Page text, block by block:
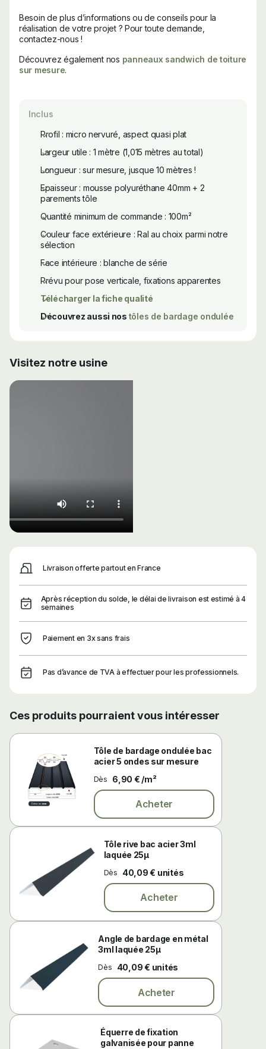
Besoin de plus d’informations ou de conseils pour la
réalisation de votre projet ? Pour toute demande,
contactez-nous !
Découvrez également nos panneaux sandwich de toiture
sur mesure.
Inclus
Profil : micro nervuré, aspect quasi plat
Largeur utile : 1 mètre (1,015 mètres au total)
Longueur : sur mesure, jusque 10 mètres !
Epaisseur : mousse polyuréthane 40mm + 2
parements tôle
Quantité minimum de commande : 100m²
Couleur face extérieure : Ral au choix parmi notre
sélection
Face intérieure : blanche de série
Prévu pour pose verticale, fixations apparentes
Télécharger la fiche qualité
Découvrez aussi nos tôles de bardage ondulée
Visitez notre usine
Livraison offerte partout en France
Après réception du solde, le délai de livraison est estimé à 4
semaines
Paiement en 3x sans frais
Pas d’avance de TVA à effectuer pour les professionnels.
Ces produits pourraient vous intéresser
Tôle de bardage ondulée bac
acier 5 ondes sur mesure
Dès 6,90 € /m²
Acheter
Tôle rive bac acier 3ml
laquée 25µ
Dès 40,09 € unités
Acheter
Angle de bardage en métal
3ml laquée 25µ
Dès 40,09 € unités
Acheter
Équerre de fixation
galvanisée pour panne